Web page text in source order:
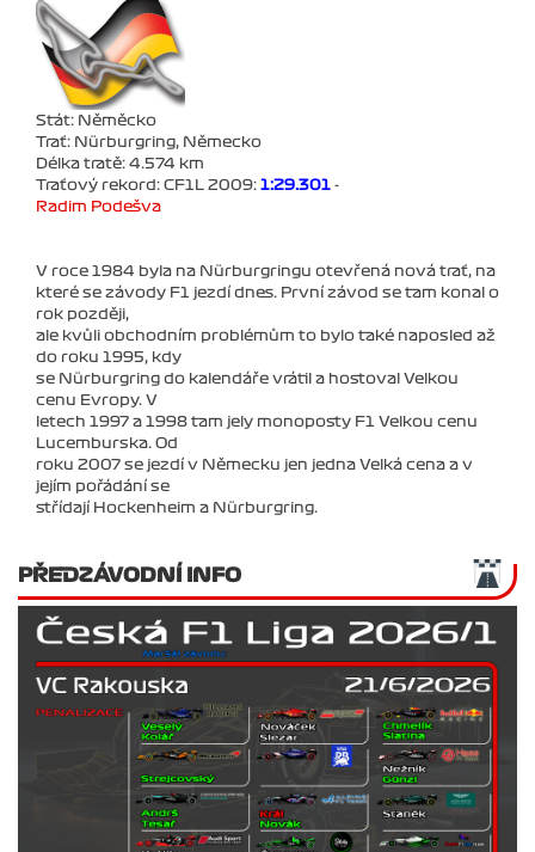
Stát: Něměcko
Trať: Nürburgring, Německo
Délka tratě: 4.574 km
Traťový rekord: CF1L 2009: 1:29.301 -
Radim Podešva
V roce 1984 byla na Nürburgringu otevřená nová trať, na
které se závody F1 jezdí dnes. První závod se tam konal o
rok později,
ale kvůli obchodním problémům to bylo také naposled až
do roku 1995, kdy
se Nürburgring do kalendáře vrátil a hostoval Velkou
cenu Evropy. V
letech 1997 a 1998 tam jely monoposty F1 Velkou cenu
Lucemburska. Od
roku 2007 se jezdí v Německu jen jedna Velká cena a v
jejím pořádání se
střídají Hockenheim a Nürburgring.
PŘEDZÁVODNÍ INFO